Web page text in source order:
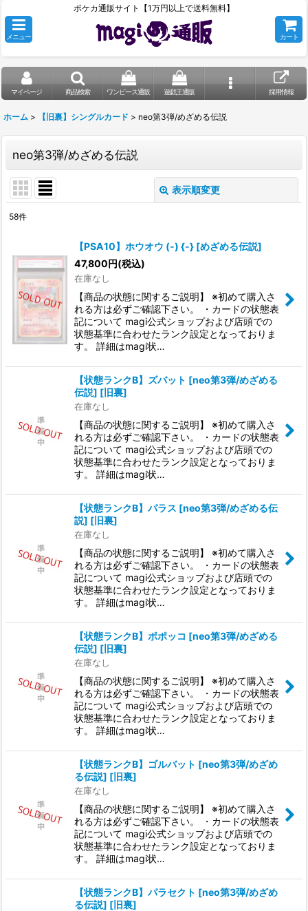
ポケカ通販サイト【1万円以上で送料無料】
メニュー カート
マイページ 商品検索 ワンピース通販 遊戯王通販 採用情報
ホーム > 【旧裏】シングルカード > neo第3弾/めざめる伝説
neo第3弾/めざめる伝説
表示順変更
在庫あり
並び順:
絞り込む
58件
【PSA10】ホウオウ (-) {-} [めざめる伝説]
47,800円(税込)
在庫なし
【商品の状態に関するご説明】 ※初めて購入さ
れる方は必ずご確認下さい。 ・カードの状態表
記について magi公式ショップおよび店頭での
状態基準に合わせたランク設定となっておりま
す。 詳細はmagi状…
【状態ランクB】ズバット [neo第3弾/めざめる
伝説] [旧裏]
在庫なし
【商品の状態に関するご説明】 ※初めて購入さ
れる方は必ずご確認下さい。 ・カードの状態表
記について magi公式ショップおよび店頭での
状態基準に合わせたランク設定となっておりま
す。 詳細はmagi状…
【状態ランクB】パラス [neo第3弾/めざめる伝
説] [旧裏]
在庫なし
【商品の状態に関するご説明】 ※初めて購入さ
れる方は必ずご確認下さい。 ・カードの状態表
記について magi公式ショップおよび店頭での
状態基準に合わせたランク設定となっておりま
す。 詳細はmagi状…
【状態ランクB】ポポッコ [neo第3弾/めざめる
伝説] [旧裏]
在庫なし
【商品の状態に関するご説明】 ※初めて購入さ
れる方は必ずご確認下さい。 ・カードの状態表
記について magi公式ショップおよび店頭での
状態基準に合わせたランク設定となっておりま
す。 詳細はmagi状…
【状態ランクB】ゴルバット [neo第3弾/めざめ
る伝説] [旧裏]
在庫なし
【商品の状態に関するご説明】 ※初めて購入さ
れる方は必ずご確認下さい。 ・カードの状態表
記について magi公式ショップおよび店頭での
状態基準に合わせたランク設定となっておりま
す。 詳細はmagi状…
【状態ランクB】パラセクト [neo第3弾/めざめ
る伝説] [旧裏]